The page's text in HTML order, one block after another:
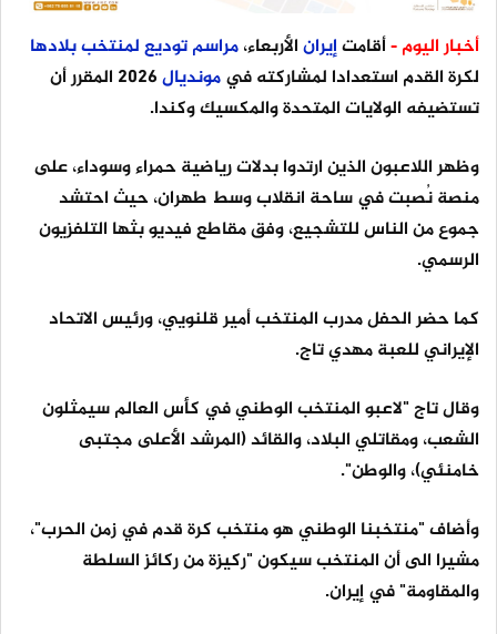
أخبار اليوم -أقامتإيرانالأربعاء،مراسمتوديعلمنتخببلادها
لكرة القدم استعدادا لمشاركته فيمونديال
2026 المقرر أن
تستضيفه الولايات المتحدة والمكسيك وكندا.
وظهر اللاعبون الذين ارتدوا بدلات رياضية حمراء وسوداء، على
منصة نُصبت في ساحة انقلاب وسط طهران، حيث احتشد
جموع من الناس للتشجيع، وفق مقاطع فيديو بثها التلفزيون
الرسمي.
كما حضر الحفل مدرب المنتخب أمير قلنويي، ورئيس الاتحاد
الإيراني للعبة مهدي تاج.
وقال تاج "لاعبو المنتخب الوطني في كأس العالم سيمثلون
الشعب، ومقاتلي البلاد، والقائد (المرشد الأعلى مجتبى
خامنئي)، والوطن".
وأضاف "منتخبنا الوطني هو منتخب كرة قدم في زمن الحرب"،
مشيرا الى أن المنتخب سيكون "ركيزة من ركائز السلطة
والمقاومة" في إيران.